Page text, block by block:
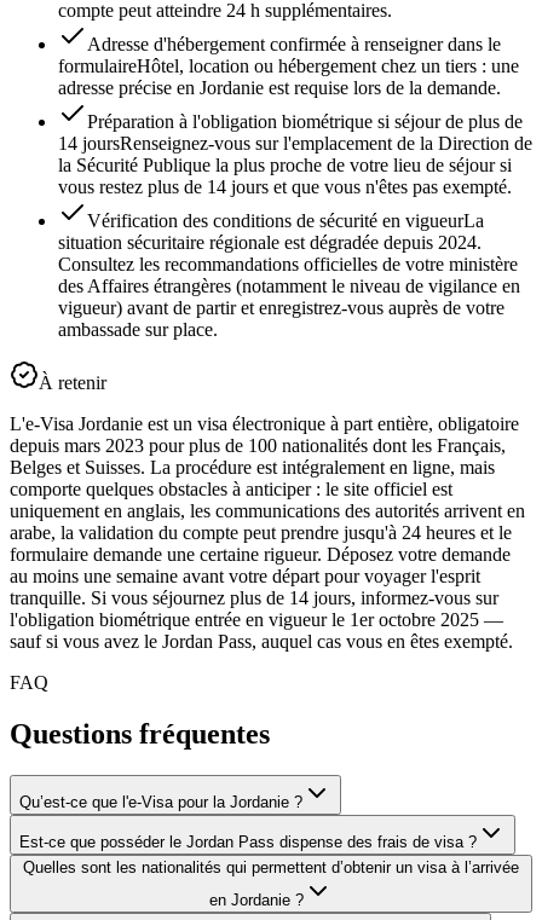
compte peut atteindre 24 h supplémentaires.
Adresse d'hébergement confirmée à renseigner dans le
formulaireHôtel, location ou hébergement chez un tiers : une
adresse précise en Jordanie est requise lors de la demande.
Préparation à l'obligation biométrique si séjour de plus de
14 joursRenseignez-vous sur l'emplacement de la Direction de
la Sécurité Publique la plus proche de votre lieu de séjour si
vous restez plus de 14 jours et que vous n'êtes pas exempté.
Vérification des conditions de sécurité en vigueurLa
situation sécuritaire régionale est dégradée depuis 2024.
Consultez les recommandations officielles de votre ministère
des Affaires étrangères (notamment le niveau de vigilance en
vigueur) avant de partir et enregistrez-vous auprès de votre
ambassade sur place.
À retenir
L'e-Visa Jordanie est un visa électronique à part entière, obligatoire
depuis mars 2023 pour plus de 100 nationalités dont les Français,
Belges et Suisses. La procédure est intégralement en ligne, mais
comporte quelques obstacles à anticiper : le site officiel est
uniquement en anglais, les communications des autorités arrivent en
arabe, la validation du compte peut prendre jusqu'à 24 heures et le
formulaire demande une certaine rigueur. Déposez votre demande
au moins une semaine avant votre départ pour voyager l'esprit
tranquille. Si vous séjournez plus de 14 jours, informez-vous sur
l'obligation biométrique entrée en vigueur le 1er octobre 2025 —
sauf si vous avez le Jordan Pass, auquel cas vous en êtes exempté.
FAQ
Questions fréquentes
Qu’est-ce que l'e-Visa pour la Jordanie ?
Est-ce que posséder le Jordan Pass dispense des frais de visa ?
Quelles sont les nationalités qui permettent d’obtenir un visa à l’arrivée
en Jordanie ?